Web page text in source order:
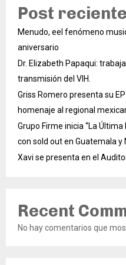
Post
Menudo, eel fenómeno
aniversario
Dr. Elizabeth Papaqui:
transmisión del VIH.
Griss Romero presenta su
homenaje al regional
Grupo Firme inicia “La
con sold out en Guatemala y
Xavi se presenta en el
Recent
No hay comentarios que